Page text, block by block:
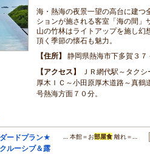
海・熱海の夜景一望の高台に建つ
ションが施される客室「海の間」
山の竹林はライトアップを施し
頂く季節の懐石も魅力。
住所
静岡県熱海市下多賀３７
アクセス
ＪＲ網代駅～タク
厚木ＩＣ～小田原厚木道路～真鶴
号熱海方面７０分。
ダードプラン★
ルーシブ＆露
… 本館＝お部屋食 離れ＝…